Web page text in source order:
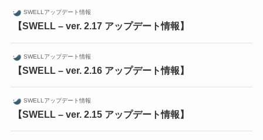
SWELLアップデート情報
【SWELL – ver. 2.17 アップデート情報】
SWELLアップデート情報
【SWELL – ver. 2.16 アップデート情報】
SWELLアップデート情報
【SWELL – ver. 2.15 アップデート情報】